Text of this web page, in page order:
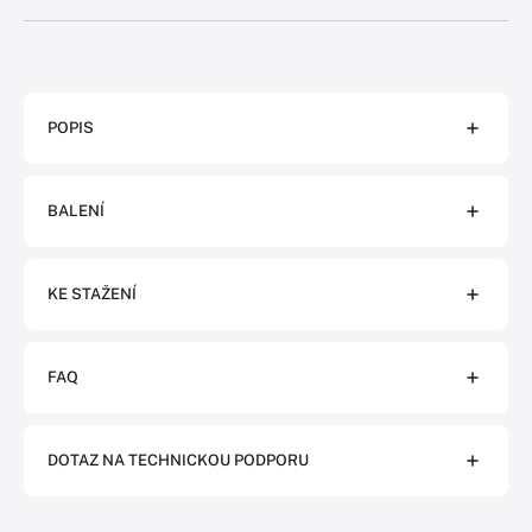
POPIS
BALENÍ
KE STAŽENÍ
FAQ
DOTAZ NA TECHNICKOU PODPORU